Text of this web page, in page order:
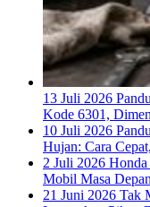
13 Juli 2026
Kode 6301,
10 Juli 2026
Hujan: Cara
2 Juli 2026 Honda
Mobil Masa Depan
21 Juni 2026 Tak